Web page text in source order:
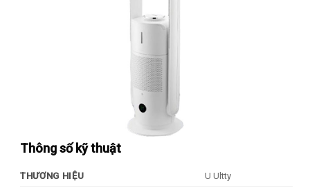
Thông số kỹ thuật
THƯƠNG HIỆU
U Ultty